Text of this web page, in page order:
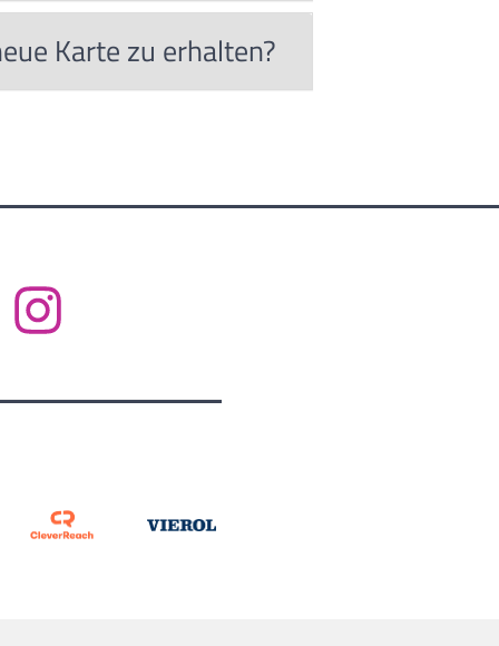
Karte zu erhalten?